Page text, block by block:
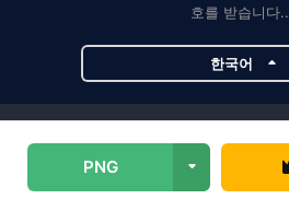
PNG
호를 받습니다..
한국어